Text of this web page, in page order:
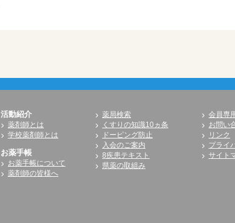
活動紹介
薬剤師とは
学校薬剤師とは
お薬手帳
お薬手帳について
薬剤師の皆様へ
薬局検索
くすりの知識10ヵ条
ドーピング防止
入会のご案内
8疾患テキスト
県薬の取組み
会員専
お問い
リンク
プライ
サイト